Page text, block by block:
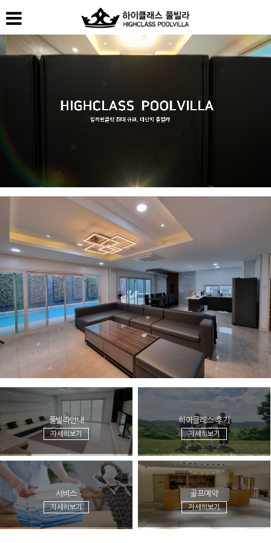
풀빌라안내
자세히보기
하이클래스 후기
자세히보기
서비스
자세히보기
골프예약
자세히보기